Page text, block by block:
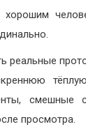
хорошим
реальные
просмотра.